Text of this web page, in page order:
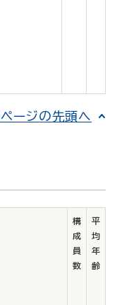
ージの先頭へ
構
成
員
数
平
均
年
齢